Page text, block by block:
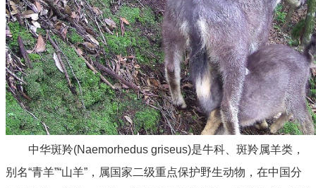
中华斑羚(Naemorhedus griseus)是牛科、斑羚属羊类，
别名“青羊”“山羊”，属国家二级重点保护野生动物，在中国分